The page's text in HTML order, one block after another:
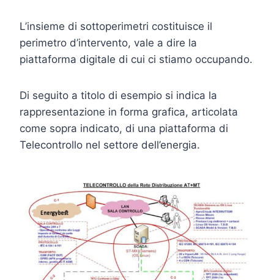
L’insieme di sottoperimetri costituisce il
perimetro d’intervento, vale a dire la
piattaforma digitale di cui ci stiamo occupando.
Di seguito a titolo di esempio si indica la
rappresentazione in forma grafica, articolata
come sopra indicato, di una piattaforma di
Telecontrollo nel settore dell’energia.